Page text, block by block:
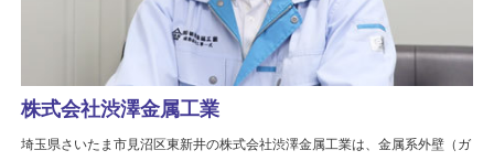
株式会社渋澤金属工業
埼玉県さいたま市見沼区東新井の株式会社渋澤金属工業は、金属系外壁（ガ